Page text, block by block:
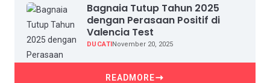
Bagnaia Tutup Tahun 2025
dengan Perasaan Positif di
Valencia Test
DUCATINovember 20, 2025
READMORE